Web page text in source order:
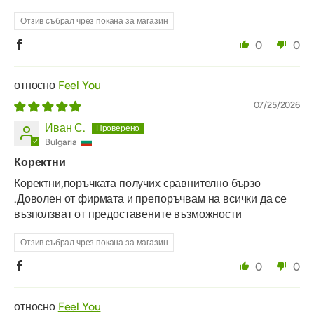
Отзив събрал чрез покана за магазин
0 0
Feel You
07/25/2026
Иван С.
Bulgaria
Коректни
Коректни,поръчката получих сравнително бързо
.Доволен от фирмата и препоръчвам на всички да се
възползват от предоставените възможности
Отзив събрал чрез покана за магазин
0 0
Feel You